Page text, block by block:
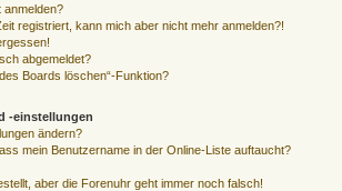
anmelden?
registriert, kann mich aber nicht mehr anmelden?!
abgemeldet?
Boards löschen“-Funktion?
-einstellungen
ändern?
mein Benutzername in der Online-Liste auftaucht?
aber die Forenuhr geht immer noch falsch!